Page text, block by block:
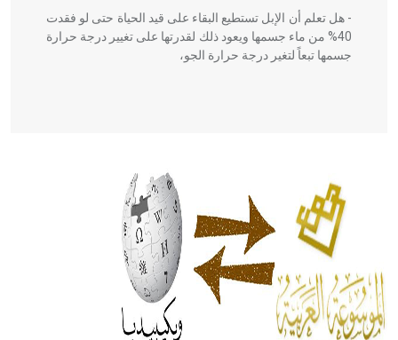
- هل تعلم أن الإبل تستطيع البقاء على قيد الحياة حتى لو فقدت
40% من ماء جسمها ويعود ذلك لقدرتها على تغيير درجة حرارة
جسمها تبعاً لتغير درجة حرارة الجو،
له الفضل بأنه حرر الطب من الدين والفلسفة.
- هل تعلم أن المرجان إفراز حيواني يتكون في البحر ويتركب
من مادة كربونات الكلسيوم، وهو أحمر أو شديد الحمرة وهو
أجود أنواعه، ويمتاز بكبر الحجم ويسمى الش